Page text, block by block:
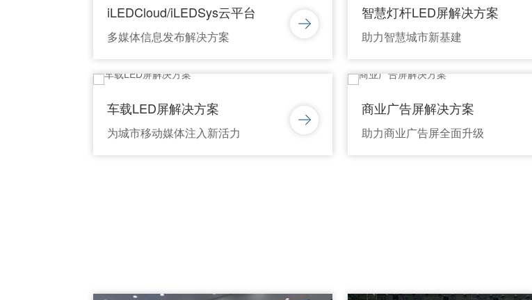
iLEDCloud/iLEDSys云平台
多媒体信息发布解决方案
智慧灯杆LED屏解决方案
助力智慧城市新基建
车载LED屏解决方案
为城市移动媒体注入新活力
商业广告屏解决方案
助力商业广告屏全面升级